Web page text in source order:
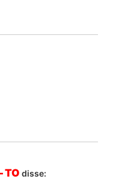
TO disse: